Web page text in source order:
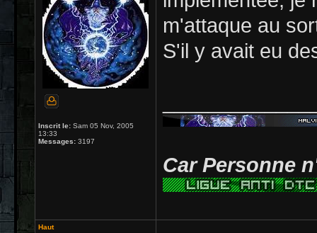
Inscrit le: Sam 05 Nov, 2005
13:33
Messages: 3197
m'attaque au
S'il y avait eu
Car Personne
Haut